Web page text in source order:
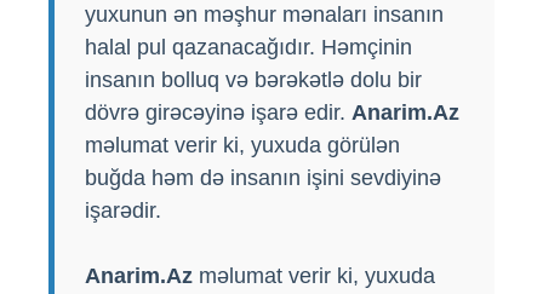
yuxunun ən məşhur mənaları insanın
halal pul qazanacağıdır. Həmçinin
insanın bolluq və bərəkətlə dolu bir
dövrə girəcəyinə işarə edir. Anarim.Az
məlumat verir ki, yuxuda görülən
buğda həm də insanın işini sevdiyinə
işarədir.
Anarim.Az məlumat verir ki, yuxuda